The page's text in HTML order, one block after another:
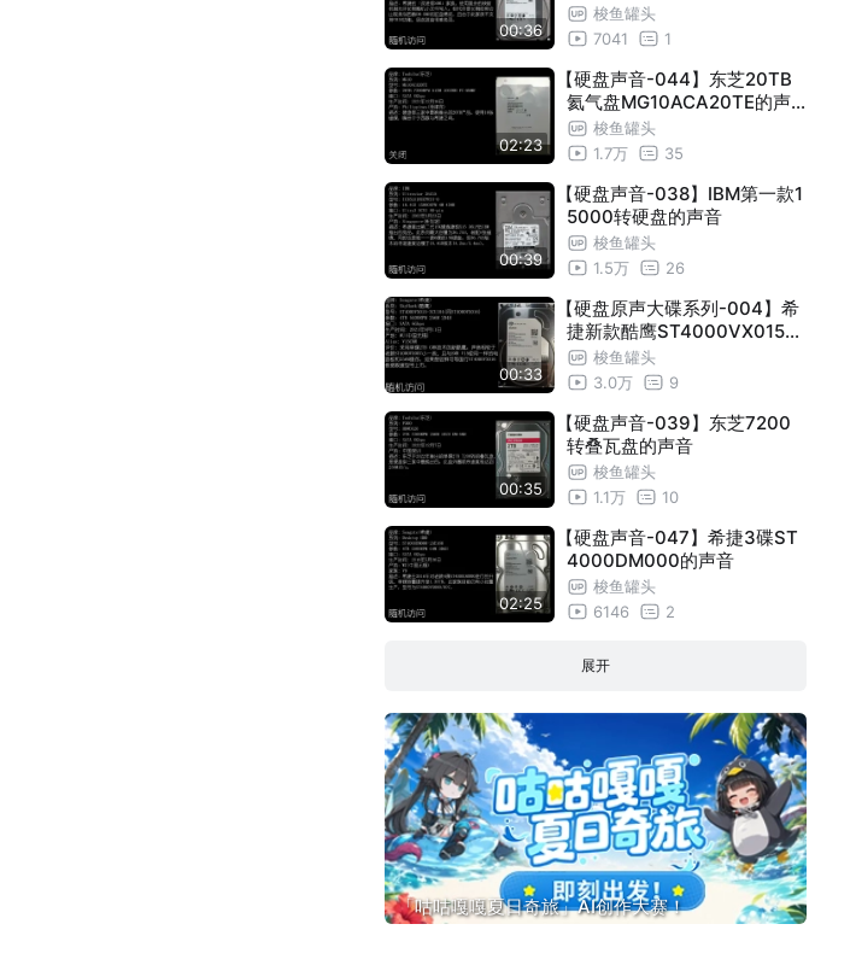
00:36
梭鱼罐头
7041
1
02:23
【硬盘声音-044】东芝20TB
氦气盘MG10ACA20TE的声
音 梭鱼罐头
1.7万
35
00:39
【硬盘声音-038】IBM第一款1
5000转硬盘的声音
梭鱼罐头
1.5万
26
00:33
【硬盘原声大碟系列-004】希
捷新款酷鹰ST4000VX015的
声音梭鱼罐头
3.0万
9
00:35
【硬盘声音-039】东芝7200
转叠瓦盘的声音
梭鱼罐头
1.1万
10
02:25
【硬盘声音-047】希捷3碟ST
4000DM000的声音
梭鱼罐头
6146
2
展开
「咕咕嘎嘎夏日奇旅」AI创作大赛！